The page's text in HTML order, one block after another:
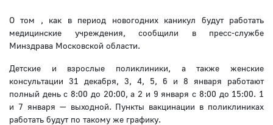
О том , как в период новогодних каникул будут работать
медицинские учреждения, сообщили в пресс-службе
Минздрава Московской области.
Детские и взрослые поликлиники, а также женские
консультации 31 декабря, 3, 4, 5, 6 и 8 января работают
полный день с 8:00 до 20:00, а 2 и 9 января с 8:00 до 15:00. 1
и 7 января — выходной. Пункты вакцинации в поликлиниках
работать будут по такому же графику.